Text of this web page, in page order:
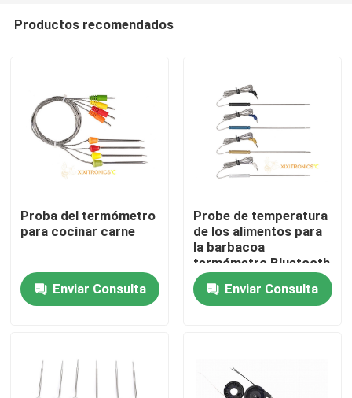
Sobre nosotros
Contactos
Sensor de temperatura de NTC
Productos recomendados
Proba del termómetro
para cocinar carne
Enviar Consulta
Probe de temperatura
de los alimentos para
la barbacoa
termómetro Bluetooth
Enviar Consulta